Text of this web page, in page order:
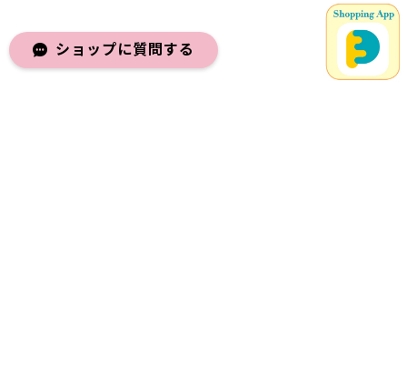
ショップに質問する